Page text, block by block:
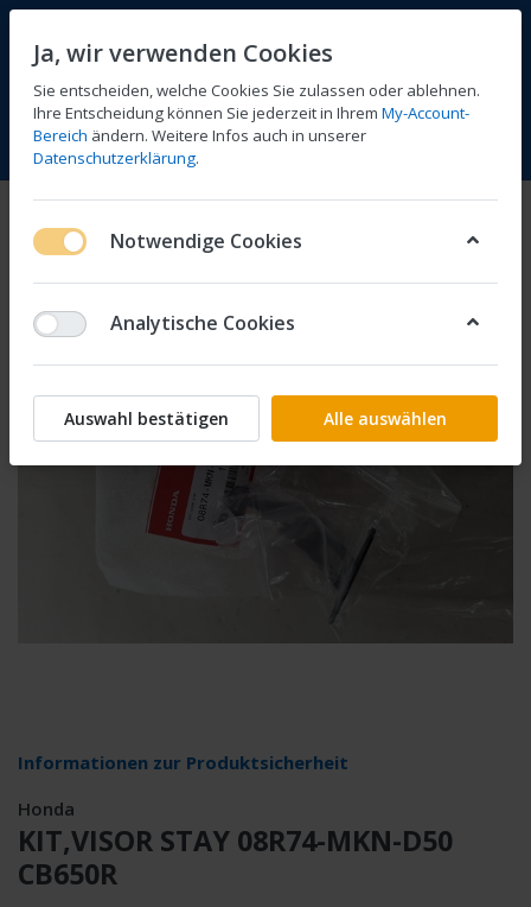
Menü Anmelden Vergleichen Wunschliste
Informationen zur Produktsicherheit
Honda
KIT,VISOR STAY 08R74-MKN-D50
CB650R
Ja, wir verwenden Cookies
Sie entscheiden, welche Cookies Sie zulassen oder ablehnen.
Ihre Entscheidung können Sie jederzeit in Ihrem My-Account-
Bereich ändern. Weitere Infos auch in unserer
Datenschutzerklärung.
Notwendige Cookies
Analytische Cookies
Auswahl bestätigen Alle auswählen